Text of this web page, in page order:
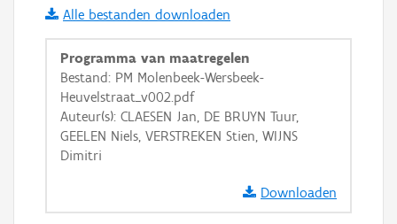
i
+ −
Alle bestanden downloaden
Programma van maatregelen
Bestand: PM Molenbeek-Wersbeek-
Heuvelstraat_v002.pdf
Auteur(s): CLAESEN Jan, DE BRUYN Tuur,
GEELEN Niels, VERSTREKEN Stien, WIJNS
Dimitri
Downloaden